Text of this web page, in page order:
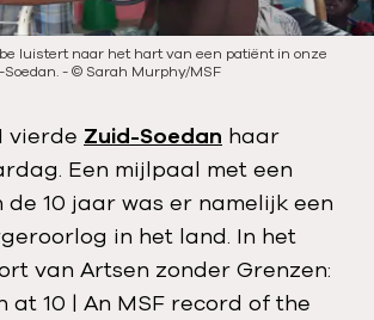
luistert naar het hart van een patiënt in onze
-© Sarah Murphy/MSF
vierde Zuid-Soedan haar
Een mijlpaal met een
de 10 jaar was er namelijk een
in het land. In het
van Artsen zonder Grenzen:
at 10 | An MSF record of the